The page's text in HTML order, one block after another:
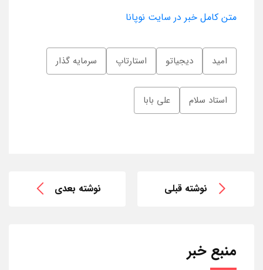
متن کامل خبر در سایت نوپانا
امید دیجیاتو استارتاپ سرمایه گذار
استاد سلام علی بابا
نوشته قبلی نوشته بعدی
منبع خبر